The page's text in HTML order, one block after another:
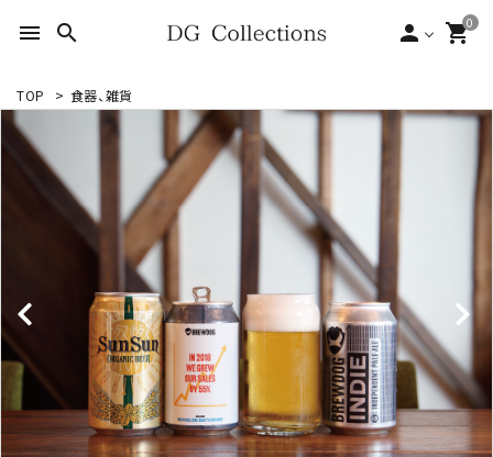
menu search person 0
shopping_cart
search
ACCOUNT MENU
ようこそ ゲスト 様
形状から探す
シーンから探す
テイストから探す
TOP > 食器、雑貨